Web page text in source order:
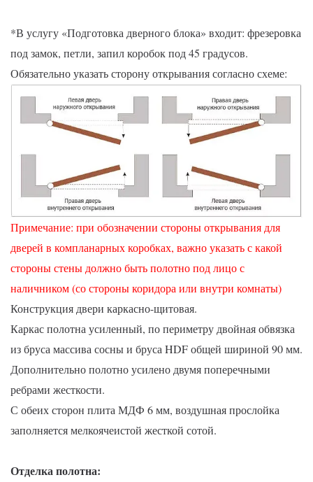
*В услугу «Подготовка дверного блока» входит: фрезеровка
под замок, петли, запил коробок под 45 градусов.
Обязательно указать сторону открывания согласно схеме:
Примечание: при обозначении стороны открывания для
дверей в компланарных коробках, важно указать с какой
стороны стены должно быть полотно под лицо с
наличником (со стороны коридора или внутри комнаты)
Конструкция двери каркасно-щитовая.
Каркас полотна усиленный, по периметру двойная обвязка
из бруса массива сосны и бруса HDF общей шириной 90 мм.
Дополнительно полотно усилено двумя поперечными
ребрами жесткости.
С обеих сторон плита МДФ 6 мм, воздушная прослойка
заполняется мелкоячеистой жесткой сотой.
Отделка полотна: